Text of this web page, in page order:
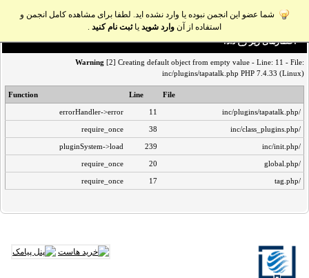
شما عضو این انجمن نبوده یا وارد نشده اید. لطفا برای مشاهده کامل انجمن و
استفاده از آن وارد شوید یاثبت نام کنید .
اخطار‌های زیر رخ داد:
Warning [2] Creating default object from empty value - Line: 11 - File:
inc/plugins/tapatalk.php PHP 7.4.33 (Linux)
File
Line
Function
/inc/plugins/tapatalk.php
11
errorHandler->error
/inc/class_plugins.php
38
require_once
/inc/init.php
239
pluginSystem->load
/global.php
20
require_once
/tag.php
17
require_once